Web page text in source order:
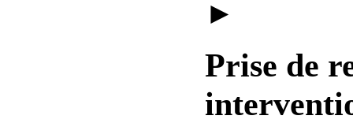
►
Prise de